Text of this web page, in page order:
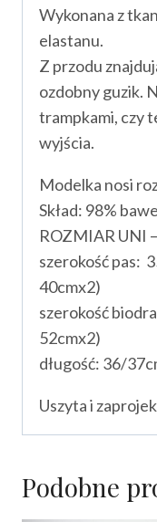
Wykonana z
elastanu.
Z przodu
ozdobny guzik.
trampkami, czy
wyjścia.
Modelka nosi
Skład: 98%
ROZMIAR UNI
szerokość pas:
40cmx2)
szerokość
52cmx2)
długość: 36/
Uszyta i
Podobne